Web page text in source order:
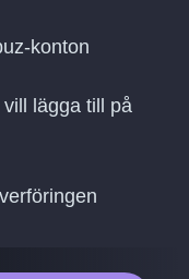
konton
lägga till på